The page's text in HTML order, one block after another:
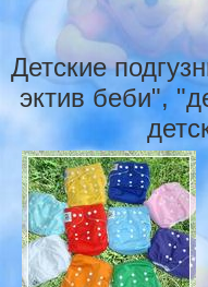
Детские
эктив беби",